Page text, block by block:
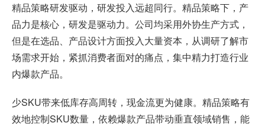
精品策略研发驱动，研发投入远超同行。精品策略下，产
品力是核心，研发是驱动力。公司均采用外协生产方式，
但是在选品、产品设计方面投入大量资本，从调研了解市
场需求开始，紧抓消费者面对的痛点，集中精力打造行业
内爆款产品。
少SKU带来低库存高周转，现金流更为健康。精品策略有
效地控制SKU数量，依赖爆款产品带动垂直领域销售，能